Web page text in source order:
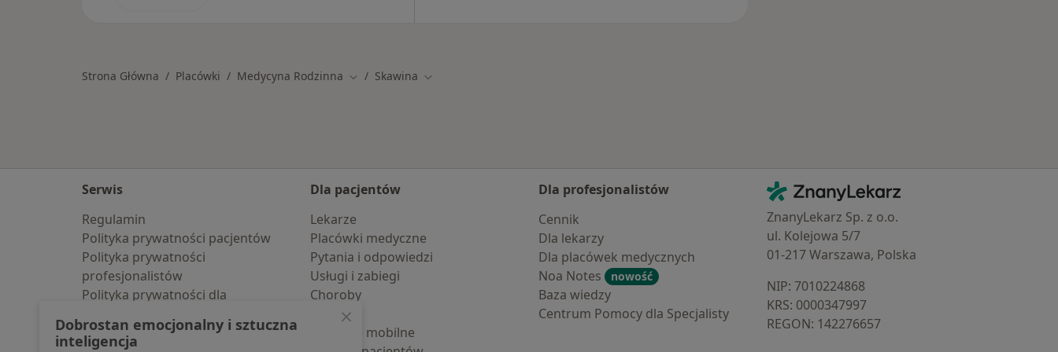
Strona Główna Placówki Medycyna Rodzinna Zmień miasto
Skawina Zmień miasto
Serwis
Regulamin
Polityka prywatności pacjentów
Polityka prywatności
profesjonalistów
Polityka prywatności dla
pozyskaliśmy samodzielnie
Dla pacjentów
Lekarze
Placówki medyczne
Pytania i odpowiedzi
Usługi i zabiegi
Choroby
Pomoc
Aplikacje mobilne
Dla profesjonalistów
Cennik
Dla lekarzy
Dla placówek medycznych
Noa Notes
nowość
Baza wiedzy
Centrum Pomocy dla Specjalisty
Kontakt
ZnanyLekarz - Strona główna
ZnanyLekarz Sp. z o.o.
ul. Kolejowa 5/7
01-217 Warszawa, Polska
NIP: ⁠7010224868
KRS: ⁠0000347997
REGON: ⁠142276657
Dobrostan emocjonalny i sztuczna
inteligencja